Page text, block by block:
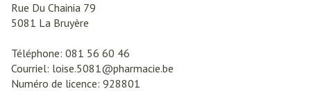
Rue Du Chainia 79
5081 La Bruyère
Téléphone: 081 56 60 46
Courriel: loise.5081@pharmacie.be
Numéro de licence: 928801